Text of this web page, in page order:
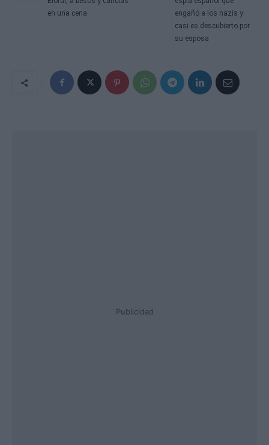
en una cena
engañó a los nazis y
casi es descubierto por
su esposa
Publicidad